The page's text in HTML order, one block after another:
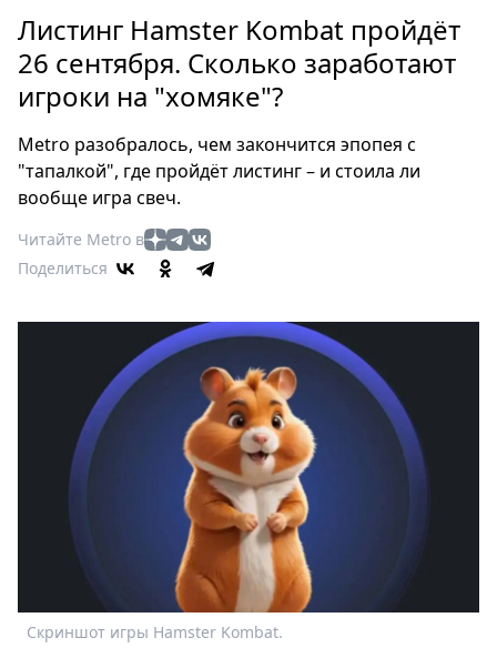
Россия
Мир
Здоровье
Туризм
Мода
Театр
Кино
Афиша
Выставки
Пресс-
релизы
Спецпроекты
Выборы
Скачай
Листинг Hamster Kombat пройдёт
26 сентября. Сколько заработают
игроки на "хомяке"?
Metro разобралось, чем закончится эпопея с
"тапалкой", где пройдёт листинг – и стоила ли
вообще игра свеч.
Читайте Metro в
Поделиться
Скриншот игры Hamster Kombat.